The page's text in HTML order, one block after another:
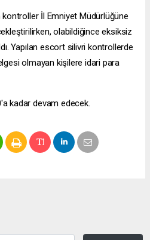
İl Emniyet Müdürlüğüne
olabildiğince eksiksiz
Yapılan escort silivri kontrollerde
olmayan kişilere idari para
kadar devam edecek.